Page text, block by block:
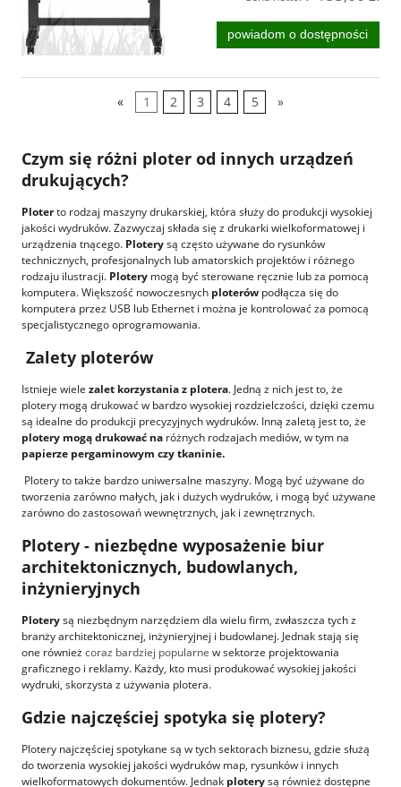
powiadom o dostępności
« 1 2 3 4 5 »
Czym się różni ploter od innych urządzeń
drukujących?
Ploterto rodzaj maszyny drukarskiej, która służy do produkcji wysokiej
jakości wydruków. Zazwyczaj składa się zdrukarki wielkoformatowej i
urządzenia tnącego. Ploterysą często używane do rysunków
technicznych, profesjonalnych lub amatorskich projektów i różnego
rodzaju ilustracji. Plotery mogą być sterowane ręcznie lub za pomocą
komputera. Większość nowoczesnych ploterów podłącza się do
komputera przez USB lub Ethernet i można je kontrolować za pomocą
specjalistycznego oprogramowania.
Zalety ploterów
Istnieje wiele zalet korzystania z plotera. Jedną z nich jest to, że
plotery mogą drukować w bardzo wysokiej rozdzielczości, dzięki czemu
są idealne do produkcji precyzyjnych wydruków. Inną zaletą jest to, że
plotery mogą drukować na różnych rodzajach mediów, w tym na
papierze pergaminowym czy tkaninie.
Plotery to także bardzo uniwersalne maszyny. Mogą być używane do
tworzenia zarówno małych, jak i dużych wydruków, i mogą być używane
zarówno do zastosowań wewnętrznych, jak i zewnętrznych.
Plotery - niezbędne wyposażenie biur
architektonicznych, budowlanych,
inżynieryjnych
Ploterysą niezbędnym narzędziem dla wielu firm, zwłaszcza tych z
branży architektonicznej, inżynieryjnej i budowlanej. Jednak stają się
one równieżcoraz bardziej popularne w sektorze projektowania
graficznego i reklamy. Każdy, kto musi produkować wysokiej jakości
wydruki, skorzysta z używania plotera.
Gdzie najczęściej spotyka się plotery?
Plotery najczęściej spotykane są w tych sektorach biznesu, gdzie służą
do tworzenia wysokiej jakości wydruków map, rysunków i innych
wielkoformatowych dokumentów. Jednak ploterysą również dostępne